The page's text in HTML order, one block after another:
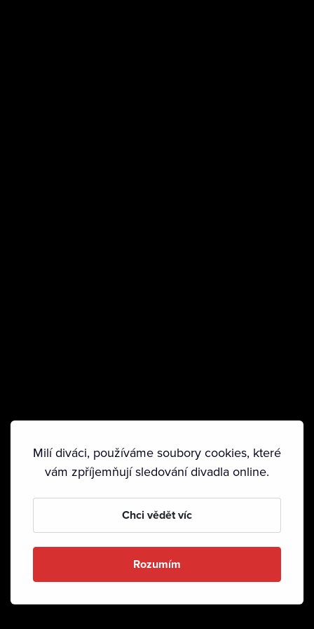
Milí diváci, používáme soubory cookies, které
vám zpříjemňují sledování divadla online.
Chci vědět víc
Rozumím